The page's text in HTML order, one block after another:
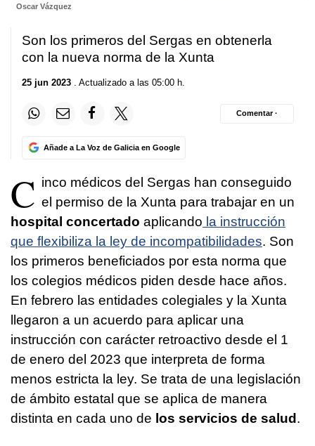
Oscar Vázquez
Son los primeros del Sergas en obtenerla
con la nueva norma de la Xunta
25 jun 2023 . Actualizado a las 05:00 h.
Añade a La Voz de Galicia en Google
Comentar ·
C inco médicos del Sergas han conseguido
el permiso de la Xunta para trabajar en un
hospital concertado aplicando la instrucción
que flexibiliza la ley de incompatibilidades. Son
los primeros beneficiados por esta norma que
los colegios médicos piden desde hace años.
En febrero las entidades colegiales y la Xunta
llegaron a un acuerdo para aplicar una
instrucción con carácter retroactivo desde el 1
de enero del 2023 que interpreta de forma
menos estricta la ley. Se trata de una legislación
de ámbito estatal que se aplica de manera
distinta en cada uno de los servicios de salud.